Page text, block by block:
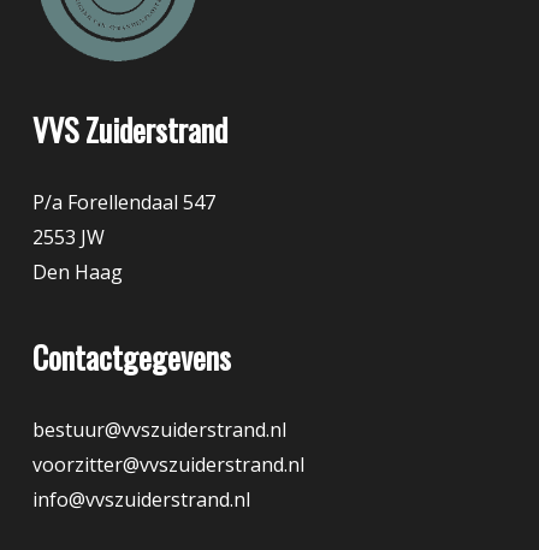
VVS Zuiderstrand
P/a Forellendaal 547
2553 JW
Den Haag
Contactgegevens
bestuur@vvszuiderstrand.nl
voorzitter@vvszuiderstrand.nl
info@vvszuiderstrand.nl